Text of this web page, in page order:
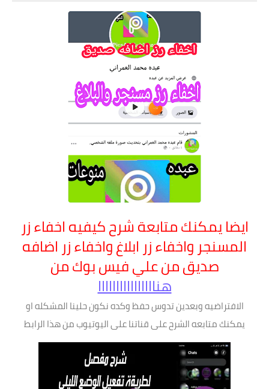
ايضا يمكنك متابعة شرح كيفيه اخفاء زر
المسنجر واخفاء زر ابلاغ واخفاء زر اضافه
صديق من علي فيس بوك من
هناااااااااااااااا
الافتراضيه وبعدين تدوس حفظ وكده نكون حلينا المشكله او
يمكنك متابعه الشرح على قناتنا على اليوتيوب من هذا الرابط